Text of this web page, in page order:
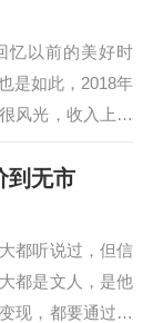
尿素液领导品
兰素工厂，特
忆以前的美好时
是如此，2018年
风光，收入上有
随着人人都是媒
公众号的崛起，
黄花。1、营收
要招商、宣传，
波助澜，即使不
到无市
都听说过，但信
都是文人，是他
现，都要通过别